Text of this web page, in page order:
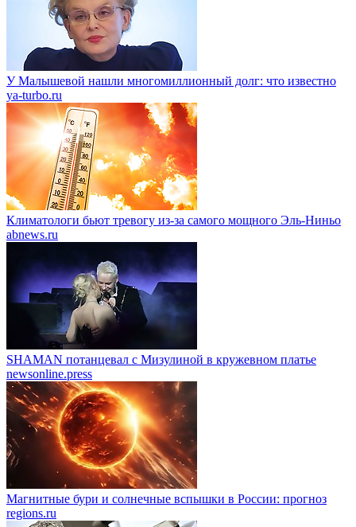
У Малышевой нашли многомиллионный долг: что известно
ya-turbo.ru
Климатологи бьют тревогу из-за самого мощного Эль-Ниньо
abnews.ru
SHAMAN потанцевал с Мизулиной в кружевном платье
newsonline.press
Магнитные бури и солнечные вспышки в России: прогноз
regions.ru